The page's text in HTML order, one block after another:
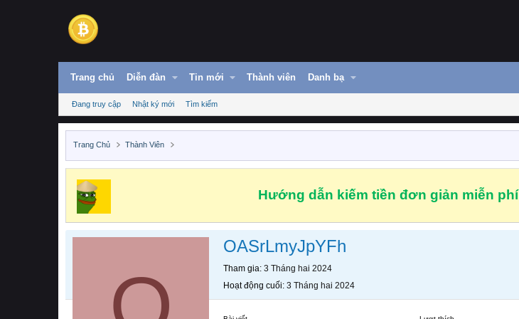
Trang chủ Diễn đàn Tin mới Thành viên Danh bạ
Đang truy cập Nhật ký mới Tìm kiếm
Trang Chủ Thành Viên
Hướng dẫn kiếm tiền đơn giản miễn phí
OASrLmyJpYFh
Tham gia 3 Tháng hai 2024
Hoạt động cuối 3 Tháng hai 2024